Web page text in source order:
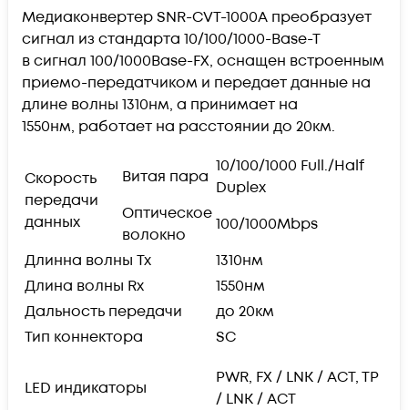
Медиаконвертер SNR-CVT-1000A преобразует
сигнал из стандарта 10/100/1000-Base-T
в сигнал 100/1000Base-FX, оснащен встроенным
приемо-передатчиком и передает данные на
длине волны 1310нм, а принимает на
1550нм, работает на расстоянии до 20км.
Скорость
передачи
данных
Витая пара
10/100/1000 Full./Half
Duplex
Оптическое
волокно
100/1000Mbps
Длинна волны Tx
1310нм
Длина волны Rx
1550нм
Дальность передачи
до 20км
Тип коннектора
SC
LED индикаторы
PWR, FX / LNK / ACT, TP
/ LNK / ACT